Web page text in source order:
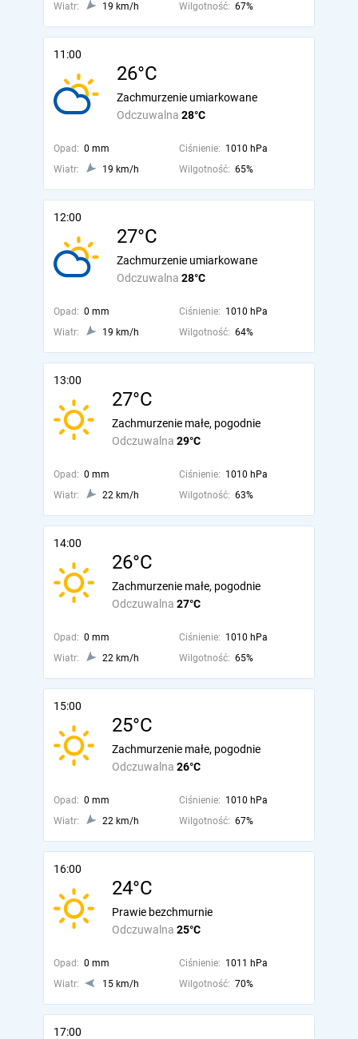
Wiatr:
19 km/h Wilgotność: 67%
11:00
26°C
Odczuwalna 28°C
Zachmurzenie umiarkowane
Opad: 0 mm Ciśnienie: 1010 hPa
Wiatr:
19 km/h Wilgotność: 65%
12:00
27°C
Odczuwalna 28°C
Zachmurzenie umiarkowane
Opad: 0 mm Ciśnienie: 1010 hPa
Wiatr:
19 km/h Wilgotność: 64%
13:00
27°C
Odczuwalna 29°C
Zachmurzenie małe, pogodnie
Opad: 0 mm Ciśnienie: 1010 hPa
Wiatr:
22 km/h Wilgotność: 63%
14:00
26°C
Odczuwalna 27°C
Zachmurzenie małe, pogodnie
Opad: 0 mm Ciśnienie: 1010 hPa
Wiatr:
22 km/h Wilgotność: 65%
15:00
25°C
Odczuwalna 26°C
Zachmurzenie małe, pogodnie
Opad: 0 mm Ciśnienie: 1010 hPa
Wiatr:
22 km/h Wilgotność: 67%
16:00
24°C
Odczuwalna 25°C
Prawie bezchmurnie
Opad: 0 mm Ciśnienie: 1011 hPa
Wiatr:
15 km/h Wilgotność: 70%
17:00